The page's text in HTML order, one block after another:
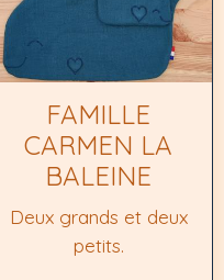
FAMILLE
CARMEN LA
BALEINE
Deux grands et deux
petits.